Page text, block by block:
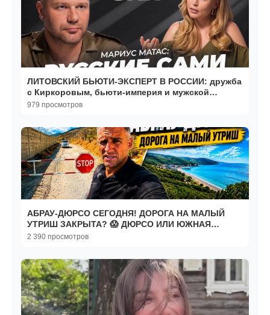
ЛИТОВСКИЙ БЬЮТИ-ЭКСПЕРТ В РОССИИ: дружба
с Киркоровым, бьюти-империя и мужской
маникюр | МЫ и ОНИ
979 просмотров
АБРАУ-ДЮРСО СЕГОДНЯ! ДОРОГА НА МАЛЫЙ
УТРИШ ЗАКРЫТА? 😱 ДЮРСО ИЛИ ЮЖНАЯ
ОЗЕРЕЕВКА — ГДЕ ЛУЧШЕ?
2 390 просмотров